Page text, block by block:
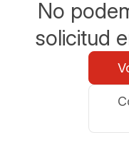
No
solicitud